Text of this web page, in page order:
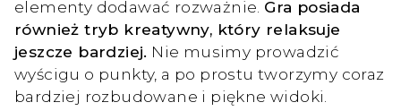
elementy dodawać rozważnie. Gra posiada
również tryb kreatywny, który relaksuje
jeszcze bardziej. Nie musimy prowadzić
wyścigu o punkty, a po prostu tworzymy coraz
bardziej rozbudowane i piękne widoki.